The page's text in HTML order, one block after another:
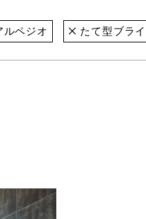
ルペジオ たて型ブラ